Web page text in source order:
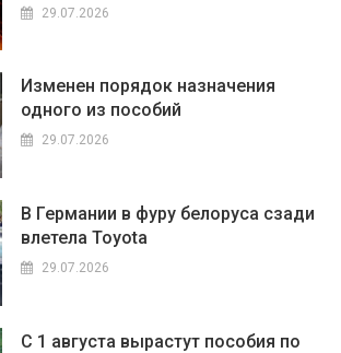
29.07.2026
Изменен порядок назначения
одного из пособий
29.07.2026
В Германии в фуру белоруса сзади
влетела Toyota
29.07.2026
С 1 августа вырастут пособия по